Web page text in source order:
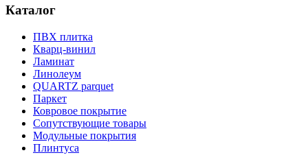
Каталог
ПВХ плитка
Кварц-винил
Ламинат
Линолеум
QUARTZ parquet
Паркет
Ковровое покрытие
Сопутствующие товары
Модульные покрытия
Плинтуса